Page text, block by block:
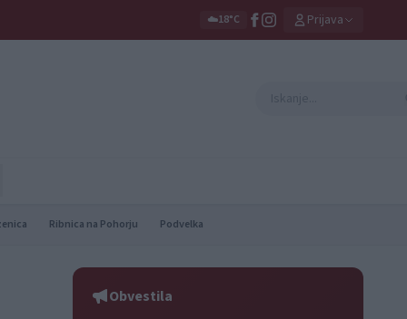
☁️18°C Prijava
Ribnica na Pohorju Podvelka
Obvestila